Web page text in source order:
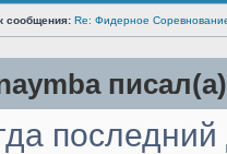
сообщения: Re: Фидерное